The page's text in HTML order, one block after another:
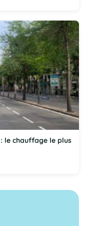
le chauffage le plus